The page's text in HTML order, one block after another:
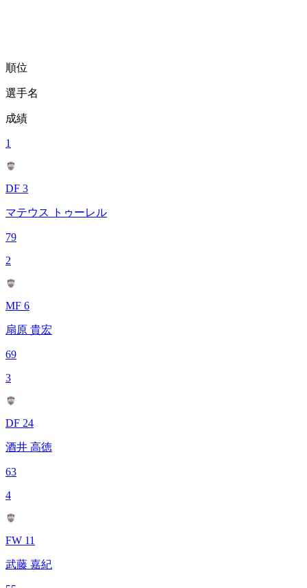
順位
選手名
成績
1
DF 3
マテウス トゥーレル
79
2
MF 6
扇原 貴宏
69
3
DF 24
酒井 高徳
63
4
FW 11
武藤 嘉紀